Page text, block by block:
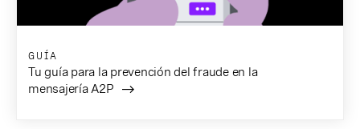
GUÍA
Tu guía para la prevención del fraude en la
mensajería A2P